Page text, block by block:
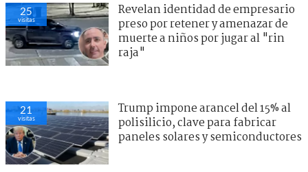
25
visitas
Revelan identidad de empresario
preso por retener y amenazar de
muerte a niños por jugar al "rin
raja"
21
visitas
Trump impone arancel del 15% al
polisilicio, clave para fabricar
paneles solares y semiconductores